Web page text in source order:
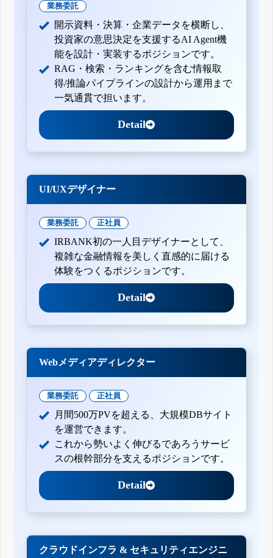
業務委託
開示資料・決算・企業データを横断し、
投資家の意思決定を支援するAI Agent機
能を設計・実装するポジションです。
RAG・検索・ランキングを含む情報取
得/推論パイプラインの設計から運用まで
一気通貫で担います。
Detail
UI/UXデザイナー
業務委託 正社員
IRBANK初の一人目デザイナーとして、
複雑な金融情報を美しく直感的に届ける
体験をつくるポジションです。
Detail
Webメディアディレクター
業務委託 正社員
月間500万PVを超える、大規模DBサイト
を運営できます。
これから勢いよく伸びるであろうサービ
スの根幹部分を支えるポジションです。
Detail
クラウドインフラ & セキュリティエンジニ